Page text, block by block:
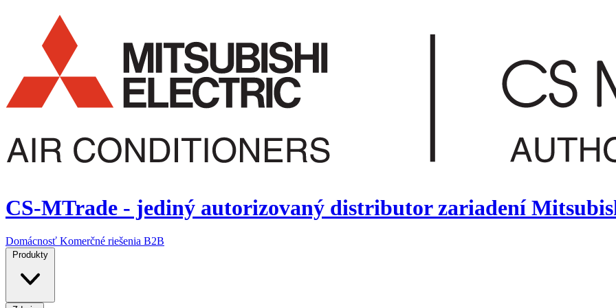
CS-MTrade - jediný autorizovaný distributor zariadení
Domácnosť Komerčné riešenia B2B
Produkty